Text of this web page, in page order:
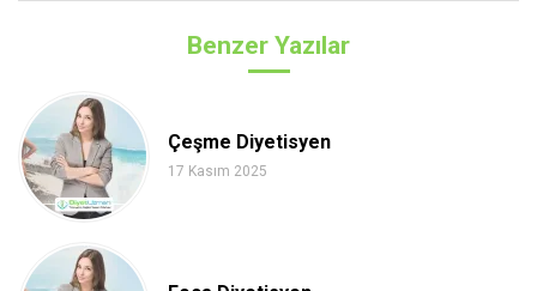
Benzer Yazılar
Çeşme Diyetisyen
17 Kasım 2025